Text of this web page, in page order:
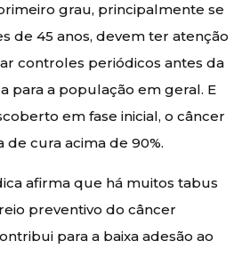
grau, principalmente se
de 45 anos, devem ter atenção
controles periódicos antes da
para a população em geral. E
em fase inicial, o câncer
cura acima de 90%.
afirma que há muitos tabus
preventivo do câncer
para a baixa adesão ao